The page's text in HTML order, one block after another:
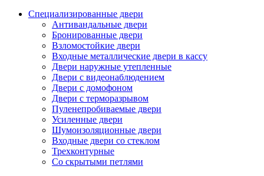
Специализированные двери
Антивандальные двери
Бронированные двери
Взломостойкие двери
Входные металлические двери в кассу
Двери наружные утепленные
Двери с видеонаблюдением
Двери с домофоном
Двери с терморазрывом
Пуленепробиваемые двери
Усиленные двери
Шумоизоляционные двери
Входные двери со стеклом
Трехконтурные
Со скрытыми петлями